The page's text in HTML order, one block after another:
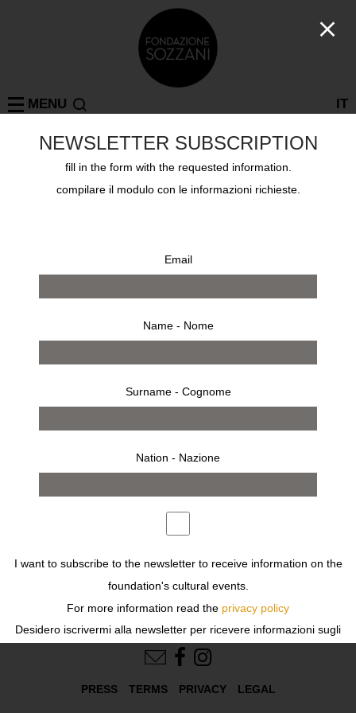
IT
MENU
Collections
ROGER BALLEN ROGER BALLEN
works
Previous Next
FOLLOW US
PRESS TERMS PRIVACY LEGAL
NEWSLETTER SUBSCRIPTION
fill in the form with the requested information.
compilare il modulo con le informazioni richieste.
Email
Name - Nome
Surname - Cognome
Nation - Nazione
I want to subscribe to the newsletter to receive information on the
foundation's cultural events.
For more information read the privacy policy
Desidero iscrivermi alla newsletter per ricevere informazioni sugli
eventi culturali della fondazione.